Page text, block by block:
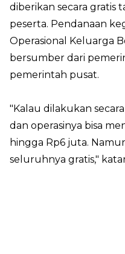
diberikan secara gratis
peserta. Pendanaan
Operasional Keluarga
bersumber dari
pemerintah pusat.
"Kalau dilakukan
dan operasinya bisa
hingga Rp6 juta.
seluruhnya gratis,"